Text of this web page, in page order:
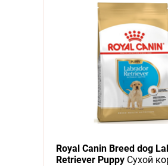
Royal Canin Breed dog
Retriever PuppyСухой